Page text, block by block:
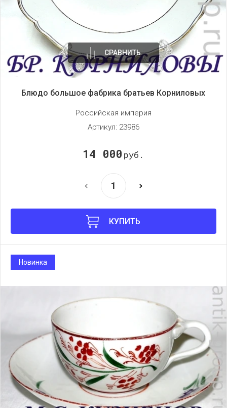
СРАВНИТЬ
Блюдо большое фабрика братьев Корниловых
Российская империя
Артикул: 23986
14 000 руб.
КУПИТЬ
Новинка